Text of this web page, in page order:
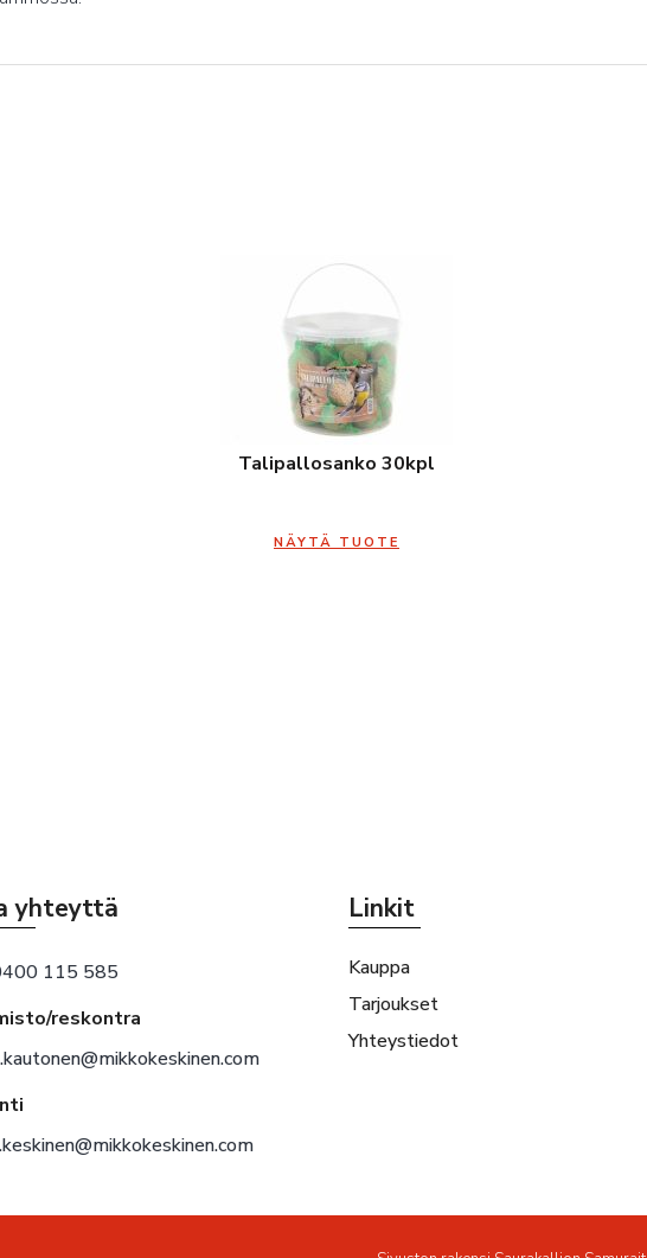
Talipallosanko 30kpl
NÄYTÄ TUOTE
yhteyttä
115 585
reskontra
Linkit
Kauppa
Tarjoukset
Yhteystiedot